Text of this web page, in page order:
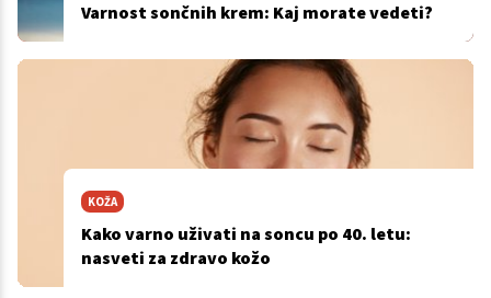
Varnost sončnih krem: Kaj morate vedeti?
KOŽA
Kako varno uživati na soncu po 40. letu:
nasveti za zdravo kožo